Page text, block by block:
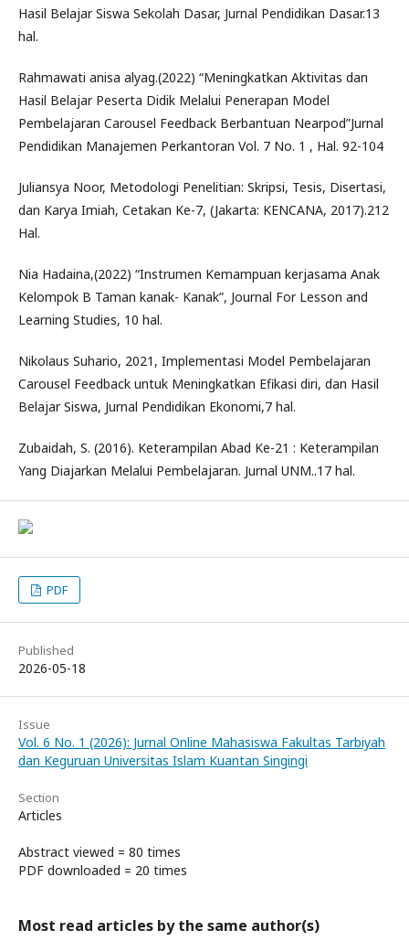
Hasil Belajar Siswa Sekolah Dasar, Jurnal Pendidikan Dasar.13
hal.
Rahmawati anisa alyag.(2022) “Meningkatkan Aktivitas dan
Hasil Belajar Peserta Didik Melalui Penerapan Model
Pembelajaran Carousel Feedback Berbantuan Nearpod”Jurnal
Pendidikan Manajemen Perkantoran Vol. 7 No. 1 , Hal. 92-104
Juliansya Noor, Metodologi Penelitian: Skripsi, Tesis, Disertasi,
dan Karya Imiah, Cetakan Ke-7, (Jakarta: KENCANA, 2017).212
Hal.
Nia Hadaina,(2022) “Instrumen Kemampuan kerjasama Anak
Kelompok B Taman kanak- Kanak”, Journal For Lesson and
Learning Studies, 10 hal.
Nikolaus Suhario, 2021, Implementasi Model Pembelajaran
Carousel Feedback untuk Meningkatkan Efikasi diri, dan Hasil
Belajar Siswa, Jurnal Pendidikan Ekonomi,7 hal.
Zubaidah, S. (2016). Keterampilan Abad Ke-21 : Keterampilan
Yang Diajarkan Melalui Pembelajaran. Jurnal UNM..17 hal.
PDF
Published
2026-05-18
Issue
Vol. 6 No. 1 (2026): Jurnal Online Mahasiswa Fakultas Tarbiyah
dan Keguruan Universitas Islam Kuantan Singingi
Section
Articles
Abstract viewed = 80 times
PDF downloaded = 20 times
Most read articles by the same author(s)